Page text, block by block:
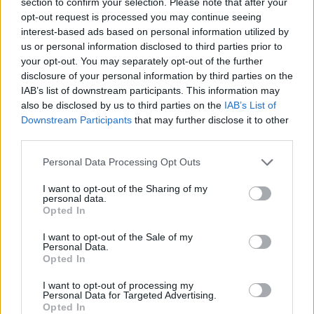
opt-out request is processed you may continue seeing
interest-based ads based on personal information utilized by
us or personal information disclosed to third parties prior to
your opt-out. You may separately opt-out of the further
disclosure of your personal information by third parties on the
IAB’s list of downstream participants. This information may
also be disclosed by us to third parties on the IAB’s List of
Downstream Participants that may further disclose it to other
Please note that this website/app uses one or more Google
not limited to your visit or usage behaviour. You may click to
grant or deny consent to Google and its third-party tags to
use your data for below specified purposes in below Google
consent section.
Personal Data Processing Opt Outs
I want to opt-out of the Sharing of my
personal data.
Opted In
I want to opt-out of the Sale of my
Personal Data.
Opted In
I want to opt-out of processing my
Personal Data for Targeted Advertising.
Opted In
csodamozdony (230km/h végsebesség, 86
tonna) jobbra a modellvasút, balra az
állófogadás keretében megevésre szánt
szendvicsek, pogácsák és sütik.
Középen meg a fontos emberek. A hivatalos
meghívót Kruzsner Péter zongorajátéka
kísérte, aki a XIII. Magyar Rapszódiával
örvendeztette meg a közönséget. Dr.
Horváth Imre, a Szentlélek Plébánia
plébánosa megáldotta a mozdonyt, a fontos
emberek elvágták a fekete leplet, és
előbukkant a 120 négyzetméternyi fóliával
borított, Liszt arcmásával díszitett mozdony.
Horváth Imre elmondta, hogy tőle még nem
kértek áldást gépjárműre, de nem utasítaná
el a megkeresést. Megtudtuk, hogy a
kormány karmester akar lenni az egyes
utazási alágazatok között, és hogy a vasút a